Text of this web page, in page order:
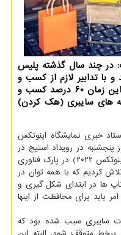
در چند سال گذشته پلیس
با تدابیر لازم از کسب و
کارهای نوپا مراقبت کند، هرچند در این زمان ۶۰ درصد کسب و
های سایبری (هک کردن)
ستاد خبری نمایشگاه اینوتکس
پنجشنبه در رویداد استیج در
یازدهمین نمایشگاه نوآوری و فناوری (اینوتکس ۲۰۲۲) در پارک فناوری
کردیم که با همه توان در
ها در ابتدای شکل گیری و
باید برای محافظت از اینها
سایبری سبب شده بود که